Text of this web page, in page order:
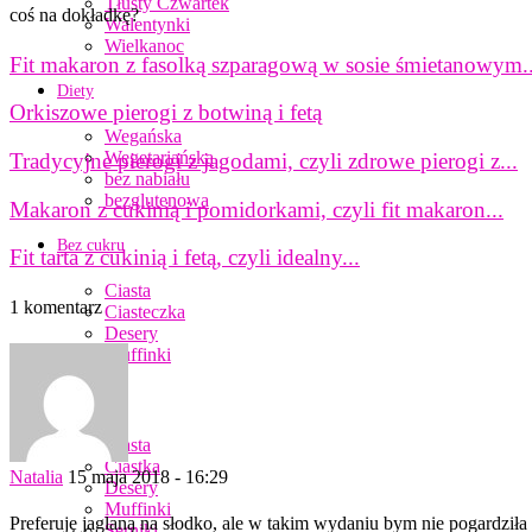
Walentynki
Wielkanoc
Diety
Wegańska
Wegetariańska
bez nabiału
bezglutenowa
Bez cukru
Ciasta
Ciasteczka
Desery
Muffinki
Słodycze
Ciasta
Ciastka
Desery
Muffinki
coś na dokładkę?
Fit makaron z fasolką szparagową w sosie
Orkiszowe pierogi z botwiną i fetą
Tradycyjne pierogi z jagodami, czyli zdrowe pierogi z...
Makaron z cukinią i pomidorkami, czyli fit makaron...
Fit tarta z cukinią i fetą, czyli idealny...
1 komentarz
Natalia 15 maja 2018 - 16:29
Preferuję jaglaną na słodko, ale w takim wydaniu bym nie pogardziła